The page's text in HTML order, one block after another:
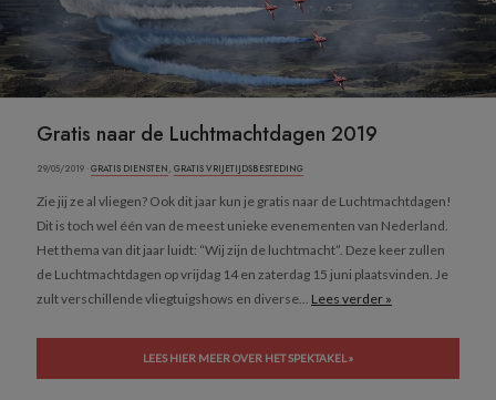
Gratis naar de Luchtmachtdagen 2019
29/05/2019 ·GRATIS DIENSTEN, GRATIS VRIJETIJDSBESTEDING
Zie jij ze al vliegen? Ook dit jaar kun je gratis naar de Luchtmachtdagen!
Dit is toch wel één van de meest unieke evenementen van Nederland.
Het thema van dit jaar luidt: “Wij zijn de luchtmacht”. Deze keer zullen
de Luchtmachtdagen op vrijdag 14 en zaterdag 15 juni plaatsvinden. Je
zult verschillende vliegtuigshows en diverse... Lees verder »
LEES HIER MEER OVER HET SPEKTAKEL »